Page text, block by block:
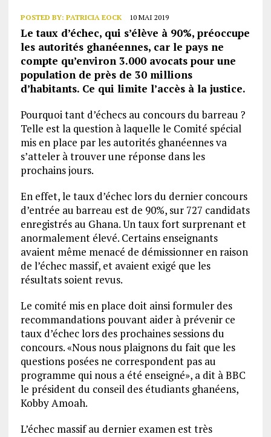
POSTED BY: PATRICIA EOCK 10 MAI 2019
Le taux d’échec, qui s’élève à 90%, préoccupe
les autorités ghanéennes, car le pays ne
compte qu’environ 3.000 avocats pour une
population de près de 30 millions
d’habitants. Ce qui limite l’accès à la justice.
Pourquoi tant d’échecs au concours du barreau ?
Telle est la question à laquelle le Comité spécial
mis en place par les autorités ghanéennes va
s’atteler à trouver une réponse dans les
prochains jours.
En effet, le taux d’échec lors du dernier concours
d’entrée au barreau est de 90%, sur 727 candidats
enregistrés au Ghana. Un taux fort surprenant et
anormalement élevé. Certains enseignants
avaient même menacé de démissionner en raison
de l’échec massif, et avaient exigé que les
résultats soient revus.
Le comité mis en place doit ainsi formuler des
recommandations pouvant aider à prévenir ce
taux d’échec lors des prochaines sessions du
concours. «Nous nous plaignons du fait que les
questions posées ne correspondent pas au
programme qui nous a été enseigné», a dit à BBC
le président du conseil des étudiants ghanéens,
Kobby Amoah.
L’échec massif au dernier examen est très